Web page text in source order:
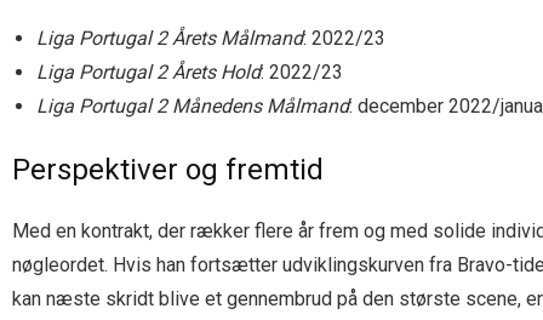
Liga Portugal 2 Årets Målmand: 2022/23
Liga Portugal 2 Årets Hold: 2022/23
Liga Portugal 2 Månedens Målmand: december 2022/
Perspektiver og fremtid
Med en kontrakt, der rækker flere år frem og med solide
nøgleordet. Hvis han fortsætter udviklingskurven fra Bravo-
kan næste skridt blive et gennembrud på den største scene,